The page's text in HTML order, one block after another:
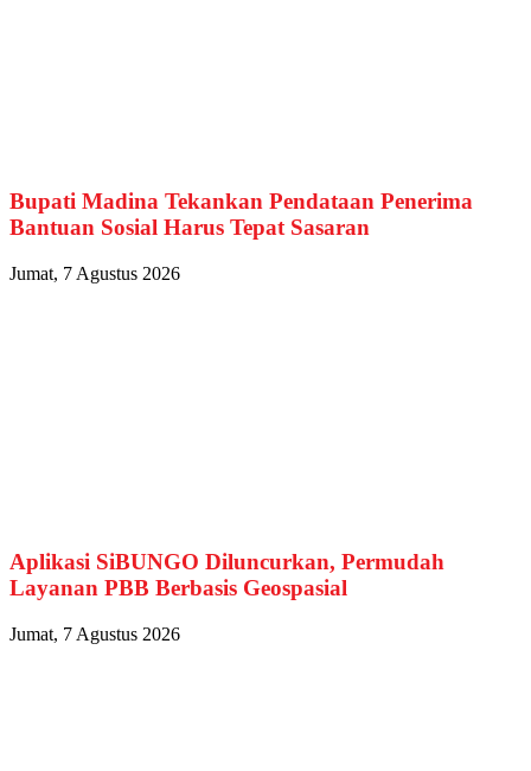
Bupati Madina Tekankan Pendataan Penerima
Bantuan Sosial Harus Tepat Sasaran
Jumat, 7 Agustus 2026
Aplikasi SiBUNGO Diluncurkan, Permudah
Layanan PBB Berbasis Geospasial
Jumat, 7 Agustus 2026